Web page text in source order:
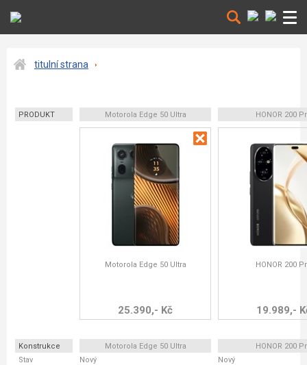
titulní strana
PRODUKT Motorola Edge 50 Ultra HONOR 200
Motorola Edge 50 Ultra
25.390,- Kč
HONOR 200
19.989,-
Konstrukce Motorola Edge 50 Ultra
HONOR 200
Stav
Nový Nový